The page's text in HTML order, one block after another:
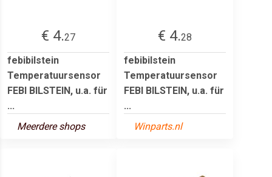
€ 4.27
febibilstein
Temperatuursensor
FEBI BILSTEIN, u.a. für
...
Meerdere shops
€ 4.28
febibilstein
Temperatuursensor
FEBI BILSTEIN, u.a. für
...
Winparts.nl